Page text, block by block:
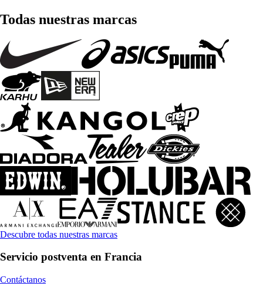
Todas nuestras marcas
Descubre todas nuestras marcas
Servicio postventa en Francia
Contáctanos